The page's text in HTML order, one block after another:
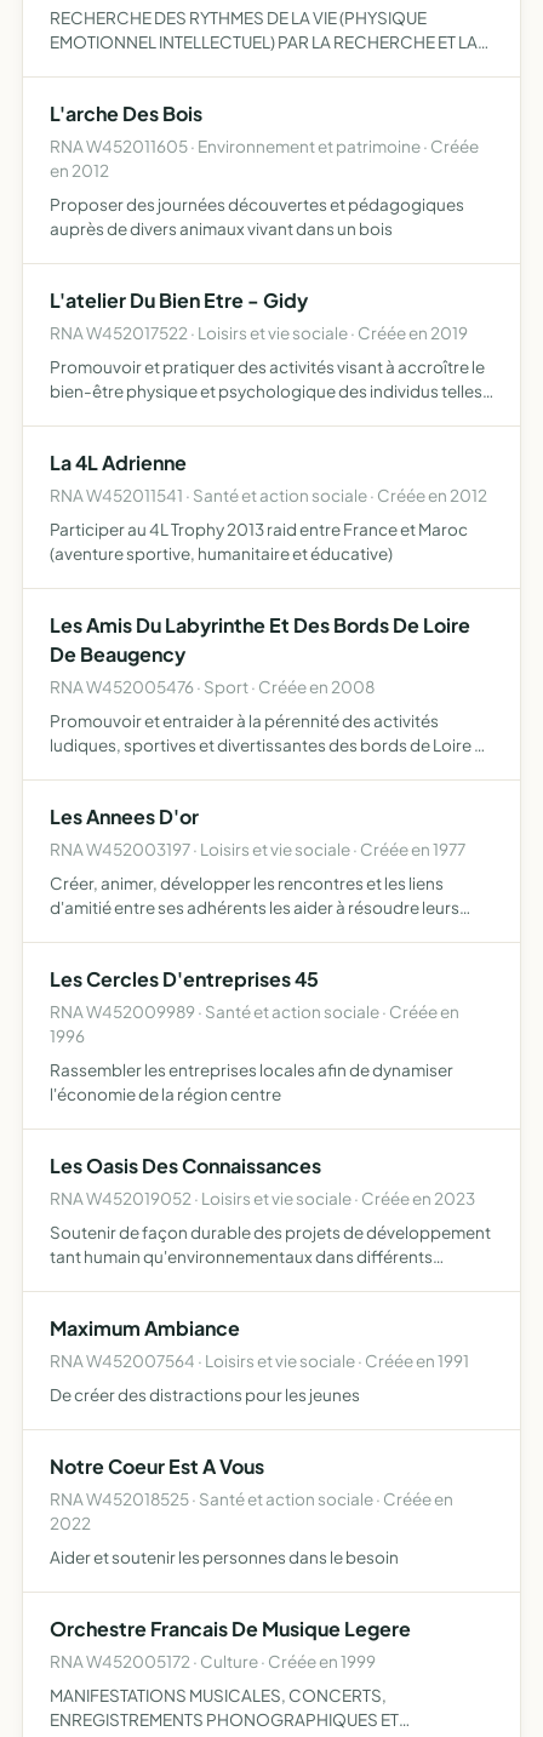
RECHERCHE DES RYTHMES DE LA VIE (PHYSIQUE
EMOTIONNEL INTELLECTUEL) PAR LA RECHERCHE ET LA
TOUTE AUTRE ASSOCIATION QUI EN FERA LA DEMAND…
L'arche Des Bois
RNA W452011605 · Environnement et patrimoine · Créée
en 2012
Proposer des journées découvertes et pédagogiques
auprès de divers animaux vivant dans un bois
L'atelier Du Bien Etre - Gidy
RNA W452017522 · Loisirs et vie sociale · Créée en 2019
Promouvoir et pratiquer des activités visant à accroître le
bien-être physique et psychologique des individus telles
p…
La 4L Adrienne
RNA W452011541 · Santé et action sociale · Créée en 2012
Participer au 4L Trophy 2013 raid entre France et Maroc
(aventure sportive, humanitaire et éducative)
Les Amis Du Labyrinthe Et Des Bords De Loire
De Beaugency
RNA W452005476 · Sport · Créée en 2008
Promouvoir et entraider à la pérennité des activités
ludiques, sportives et divertissantes des bords de Loire et
Les Annees D'or
RNA W452003197 · Loisirs et vie sociale · Créée en 1977
Créer, animer, développer les rencontres et les liens
d'amitié entre ses adhérents les aider à résoudre leurs
Les Cercles D'entreprises 45
RNA W452009989 · Santé et action sociale · Créée en
1996
Rassembler les entreprises locales afin de dynamiser
l'économie de la région centre
Les Oasis Des Connaissances
RNA W452019052 · Loisirs et vie sociale · Créée en 2023
Soutenir de façon durable des projets de développement
tant humain qu'environnementaux dans différents
Maximum Ambiance
RNA W452007564 · Loisirs et vie sociale · Créée en 1991
De créer des distractions pour les jeunes
Notre Coeur Est A Vous
RNA W452018525 · Santé et action sociale · Créée en
2022
Aider et soutenir les personnes dans le besoin
Orchestre Francais De Musique Legere
RNA W452005172 · Culture · Créée en 1999
MANIFESTATIONS MUSICALES, CONCERTS,
ENREGISTREMENTS PHONOGRAPHIQUES ET